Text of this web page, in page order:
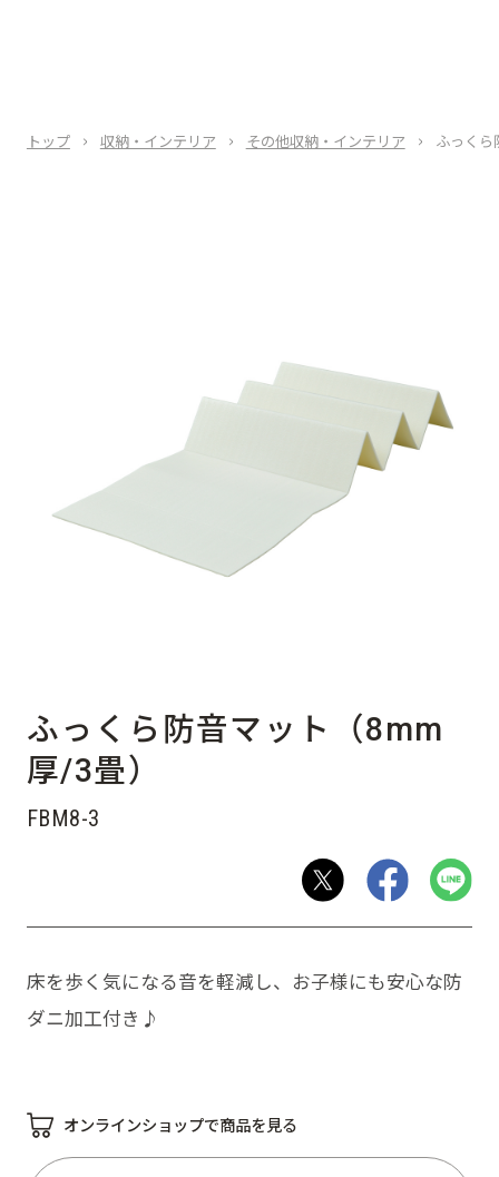
トップ 収納・インテリア その他収納・インテリア ふっくら
ふっくら防音マット（8mm
厚/3畳）
FBM8-3
床を歩く気になる音を軽減し、お子様にも安心な防
ダニ加工付き♪
オンラインショップで商品を見る